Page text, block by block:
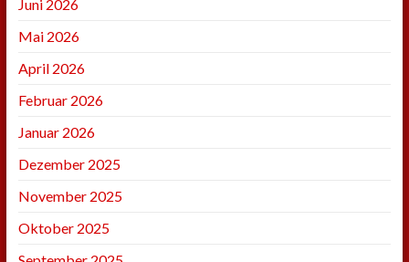
Juni 2026
Mai 2026
April 2026
Februar 2026
Januar 2026
Dezember 2025
November 2025
Oktober 2025